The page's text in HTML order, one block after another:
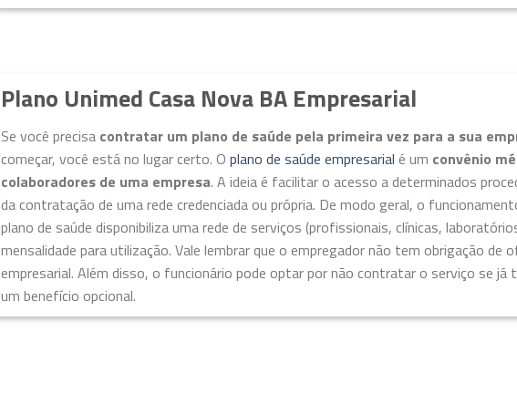
Plano Unimed Casa Nova BA Empresarial
Se você precisa contratar um plano de saúde pela primeira vez para a sua
começar, você está no lugar certo. O plano de saúde empresarial é um convênio
colaboradores de uma empresa. A ideia é facilitar o acesso a determinados
da contratação de uma rede credenciada ou própria. De modo geral, o
plano de saúde disponibiliza uma rede de serviços (profissionais, clínicas,
mensalidade para utilização. Vale lembrar que o empregador não tem obrigação de
empresarial. Além disso, o funcionário pode optar por não contratar o serviço se já
um benefício opcional.